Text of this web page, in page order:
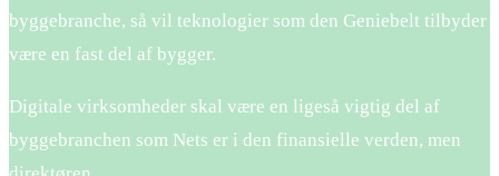
byggebranche, så vil teknologier som den Geniebelt tilbyder
være en fast del af bygger.
Digitale virksomheder skal være en ligeså vigtig del af
byggebranchen som Nets er i den finansielle verden, men